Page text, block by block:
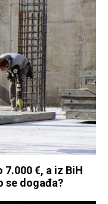
€, a iz BiH
se događa?